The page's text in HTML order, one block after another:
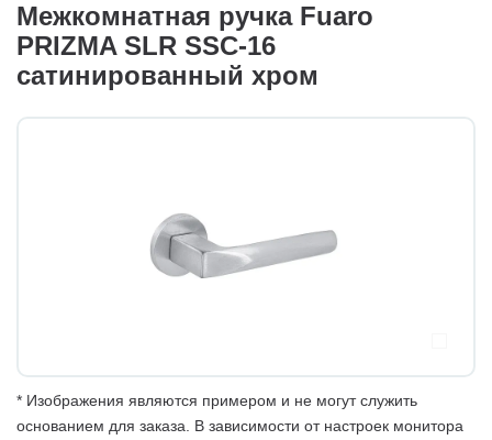
Межкомнатная ручка Fuaro
PRIZMA SLR SSC-16
сатинированный хром
* Изображения являются примером и не могут служить
основанием для заказа. В зависимости от настроек монитора